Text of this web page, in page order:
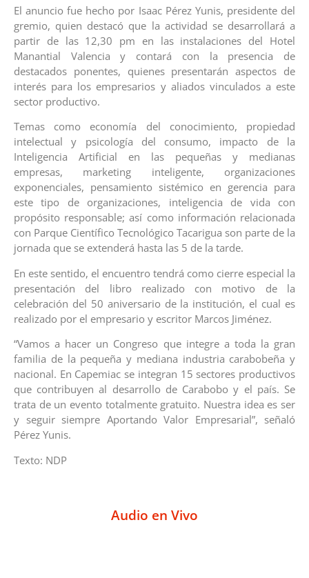
El anuncio fue hecho por Isaac Pérez Yunis, presidente del
gremio, quien destacó que la actividad se desarrollará a
partir de las 12,30 pm en las instalaciones del Hotel
Manantial Valencia y contará con la presencia de
destacados ponentes, quienes presentarán aspectos de
interés para los empresarios y aliados vinculados a este
sector productivo.
Temas como economía del conocimiento, propiedad
intelectual y psicología del consumo, impacto de la
Inteligencia Artificial en las pequeñas y medianas
empresas, marketing inteligente, organizaciones
exponenciales, pensamiento sistémico en gerencia para
este tipo de organizaciones, inteligencia de vida con
propósito responsable; así como información relacionada
con Parque Científico Tecnológico Tacarigua son parte de la
jornada que se extenderá hasta las 5 de la tarde.
En este sentido, el encuentro tendrá como cierre especial la
presentación del libro realizado con motivo de la
celebración del 50 aniversario de la institución, el cual es
realizado por el empresario y escritor Marcos Jiménez.
“Vamos a hacer un Congreso que integre a toda la gran
familia de la pequeña y mediana industria carabobeña y
nacional. En Capemiac se integran 15 sectores productivos
que contribuyen al desarrollo de Carabobo y el país. Se
trata de un evento totalmente gratuito. Nuestra idea es ser
y seguir siempre Aportando Valor Empresarial”, señaló
Pérez Yunis.
Texto: NDP
Audio en Vivo